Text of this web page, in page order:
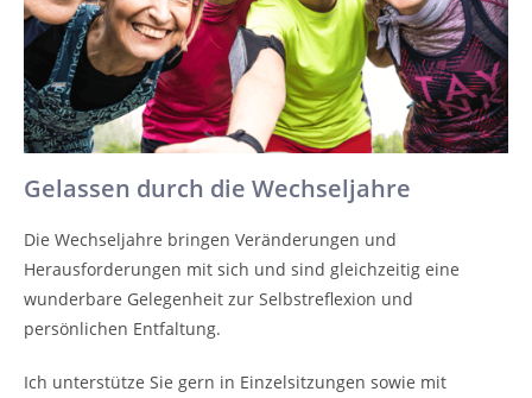
Gelassen durch die Wechseljahre​
Die Wechseljahre bringen Veränderungen und
Herausforderungen mit sich und sind gleichzeitig eine
wunderbare Gelegenheit zur Selbstreflexion und
persönlichen Entfaltung.
Ich unterstütze Sie gern in Einzelsitzungen sowie mit